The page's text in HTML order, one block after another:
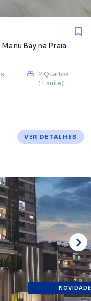
Bay na Praia
2 Quartos
(1 suíte)
VER DETALHES
NOVIDADE